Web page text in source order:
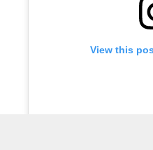
View this